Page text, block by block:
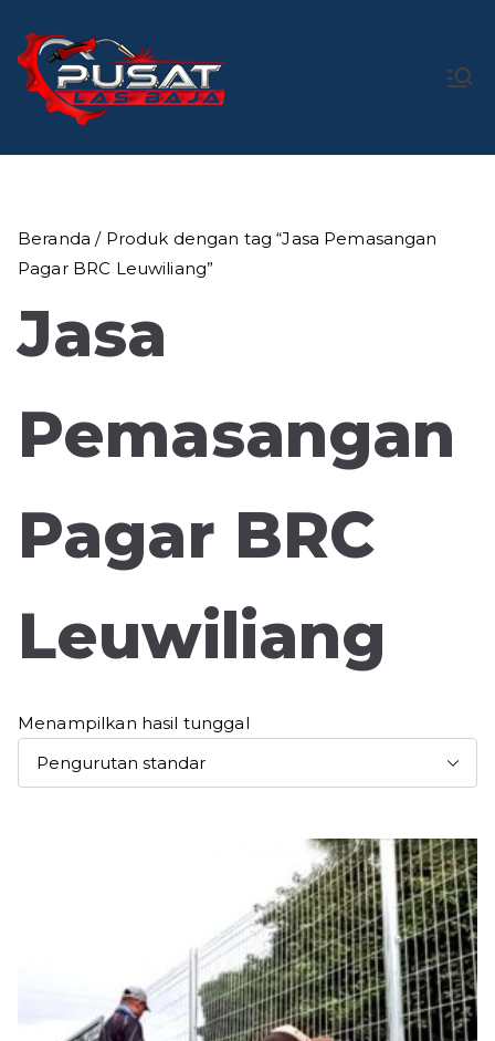
konten
Baja
Pusat Bengkel Las Profesional di Indonesia
Beranda / Produk dengan tag “Jasa Pemasangan
Pagar BRC Leuwiliang”
Jasa
Pemasangan
Pagar BRC
Leuwiliang
Menampilkan hasil tunggal